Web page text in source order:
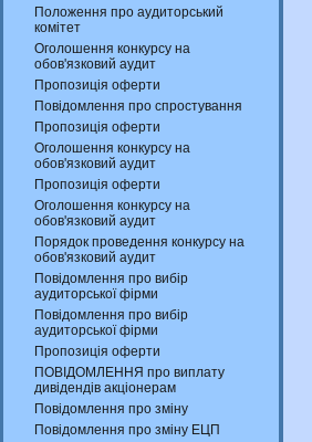
Положення про аудиторський
комітет
Оголошення конкурсу на
обов'язковий аудит
Пропозиція оферти
Повідомлення про спростування
Пропозиція оферти
Оголошення конкурсу на
обов'язковий аудит
Пропозиція оферти
Оголошення конкурсу на
обов'язковий аудит
Порядок проведення конкурсу на
обов'язковий аудит
Повідомлення про вибір
аудиторської фірми
Повідомлення про вибір
аудиторської фірми
Пропозиція оферти
ПОВІДОМЛЕННЯ про виплату
дивідендів акціонерам
Повідомлення про зміну
Повідомлення про зміну ЕЦП